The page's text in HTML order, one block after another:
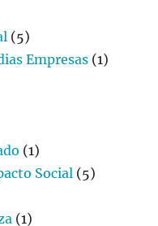
(5)
Empresas (1)
(1)
Social (5)
(1)